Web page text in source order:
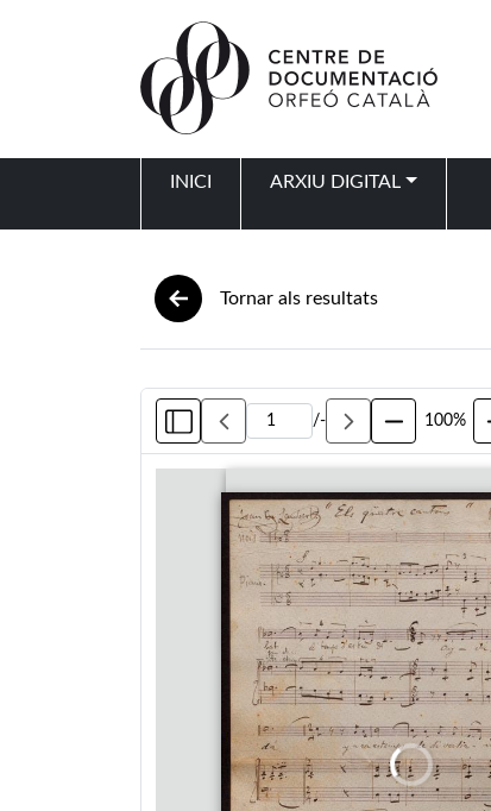
INICI ARXIU DIGITAL
Tornar als resultats
/- 100%